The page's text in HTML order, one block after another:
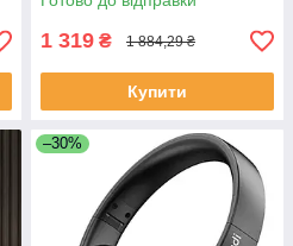
1 319 ₴ 1 884,29 ₴
Купити
–30%